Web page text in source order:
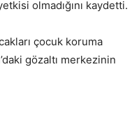
olmadığını kaydetti.
çocuk koruma
gözaltı merkezinin